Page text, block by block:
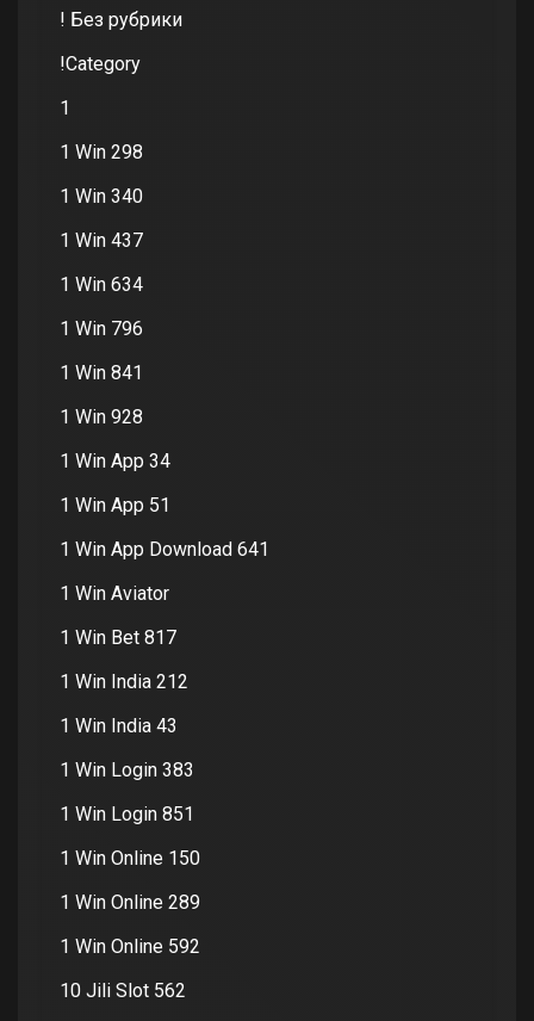
! Без рубрики
!Category
1
1 Win 298
1 Win 340
1 Win 437
1 Win 634
1 Win 796
1 Win 841
1 Win 928
1 Win App 34
1 Win App 51
1 Win App Download 641
1 Win Aviator
1 Win Bet 817
1 Win India 212
1 Win India 43
1 Win Login 383
1 Win Login 851
1 Win Online 150
1 Win Online 289
1 Win Online 592
10 Jili Slot 562